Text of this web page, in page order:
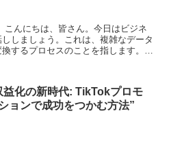
こんにちは、皆さん。今日はビジネ
しましょう。これは、複雑なデータ
するプロセスのことを指します。こ
益化の新時代: TikTokプロモ
ョンで成功をつかむ方法”